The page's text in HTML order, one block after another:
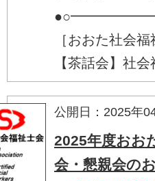
［おおた社会
【茶話会】社
公開日：2025年
2025年度おお
会・懇親会の